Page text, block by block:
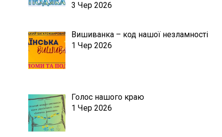
3 Чер 2026
Вишиванка – код нашої незламності
1 Чер 2026
Голос нашого краю
1 Чер 2026